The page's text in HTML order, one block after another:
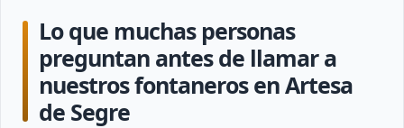
Lo que muchas personas
preguntan antes de llamar a
nuestros fontaneros en Artesa
de Segre